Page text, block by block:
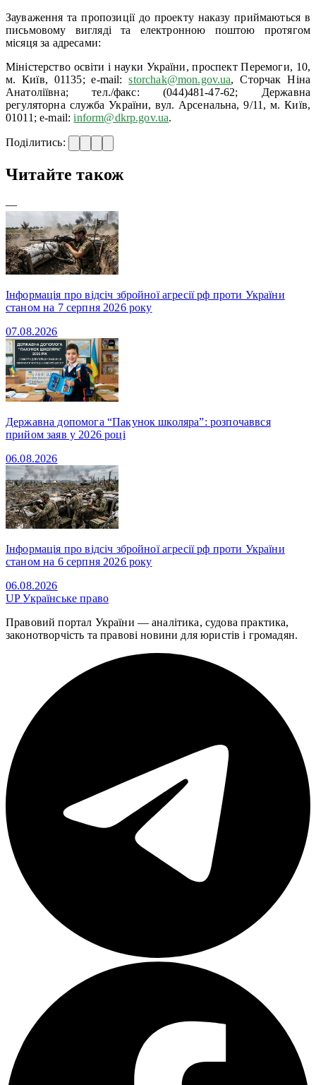
Зауваження та пропозиції до проекту наказу приймаються в
письмовому вигляді та електронною поштою протягом
місяця за адресами:
Міністерство освіти і науки України, проспект Перемоги, 10,
м. Київ, 01135; e-mail:storchak@mon.gov.ua, Сторчак Ніна
Анатоліївна; тел./факс: (044)481-47-62; Державна
регуляторна служба України, вул. Арсенальна, 9/11, м. Київ,
01011; е-mail:inform@dkrp.gov.ua.
Поділитись:
Читайте також
—
Інформація про відсіч збройної агресії рф проти України
станом на 7 серпня 2026 року
07.08.2026
Державна допомога “Пакунок школяра”: розпочаввся
прийом заяв у 2026 році
06.08.2026
Інформація про відсіч збройної агресії рф проти України
станом на 6 серпня 2026 року
06.08.2026
UPУкраїнське право
Правовий портал України — аналітика, судова практика,
законотворчість та правові новини для юристів і громадян.